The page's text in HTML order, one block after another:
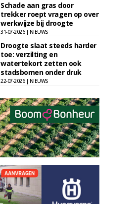
Schade aan gras door
trekker roept vragen op over
werkwijze bij droogte
31-07-2026 | NIEUWS
Droogte slaat steeds harder
toe: verzilting en
watertekort zetten ook
stadsbomen onder druk
22-07-2026 | NIEUWS